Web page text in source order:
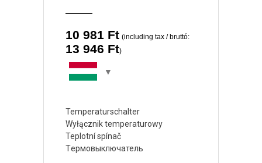
10 981 Ft (including tax / bruttó:
13 946 Ft)
Temperaturschalter
Wyłącznik temperaturowy
Teplotní spínač
Tермовыключатель